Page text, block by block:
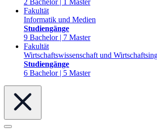
2 Bachelor | 1 Master
Fakultät
Informatik und Medien
Studiengänge
9 Bachelor | 7 Master
Fakultät
Wirtschaftswissenschaft und
Studiengänge
6 Bachelor | 5 Master